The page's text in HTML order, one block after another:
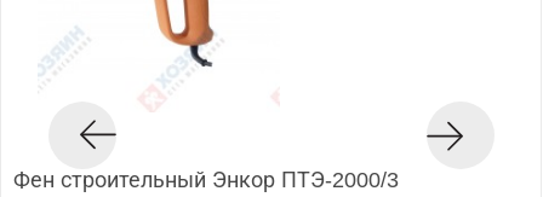
Фен строительный Энкор ПТЭ-2000/3